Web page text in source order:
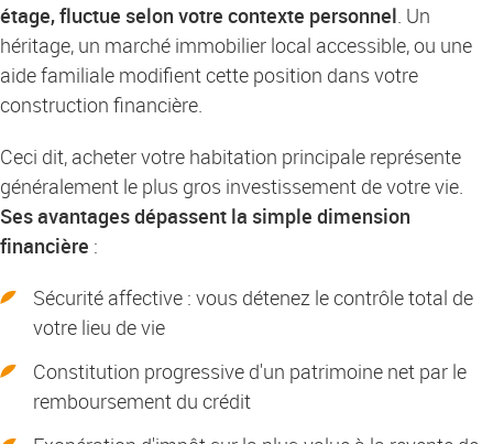
étage, fluctue selon votre contexte personnel. Un
héritage, un marché immobilier local accessible, ou une
aide familiale modifient cette position dans votre
construction financière.
Ceci dit, acheter votre habitation principale représente
généralement le plus gros investissement de votre vie.
Ses avantages dépassent la simple dimension
financière :
Sécurité affective : vous détenez le contrôle total de
votre lieu de vie
Constitution progressive d'un patrimoine net par le
remboursement du crédit